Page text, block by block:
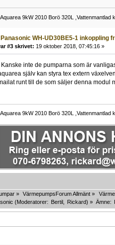
9kW 2010 Borö 320L ,Vattenmantlad
Panasonic WH-UD30BE5-1 inkoppling
#3 skrivet: 19 oktober 2018, 07:45:16 »
inte de pumparna som är
själv kan styra tex extern
runt till de som säljer denna modul
9kW 2010 Borö 320L ,Vattenmantlad
» VärmepumpsForum Allmänt »
(Moderatorer: Bertil Rickard) » Ämne: